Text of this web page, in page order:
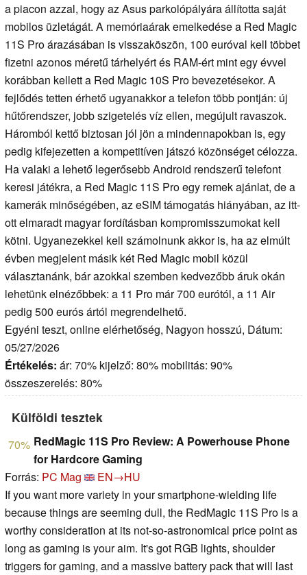
a piacon azzal, hogy az Asus parkolópályára állította saját
mobilos üzletágát. A memóriaárak emelkedése a Red Magic
11S Pro árazásában is visszaköszön, 100 euróval kell többet
fizetni azonos méretű tárhelyért és RAM-ért mint egy évvel
korábban kellett a Red Magic 10S Pro bevezetésekor. A
fejlődés tetten érhető ugyanakkor a telefon több pontján: új
hűtőrendszer, jobb szigetelés víz ellen, megújult ravaszok.
Háromból kettő biztosan jól jön a mindennapokban is, egy
pedig kifejezetten a kompetitíven játszó közönséget célozza.
Ha valaki a lehető legerősebb Android rendszerű telefont
keresi játékra, a Red Magic 11S Pro egy remek ajánlat, de a
kamerák minőségében, az eSIM támogatás hiányában, az itt-
ott elmaradt magyar fordításban kompromisszumokat kell
kötni. Ugyanezekkel kell számolnunk akkor is, ha az elmúlt
évben megjelent másik két Red Magic mobil közül
választanánk, bár azokkal szemben kedvezőbb áruk okán
lehetünk elnézőbbek: a 11 Pro már 700 eurótól, a 11 Air
pedig 500 eurós ártól megrendelhető.
Egyéni teszt, online elérhetőség, Nagyon hosszú, Dátum:
05/27/2026
Értékelés: ár: 70% kijelző: 80% mobilitás: 90%
összeszerelés: 80%
Külföldi tesztek
70% RedMagic 11S Pro Review: A Powerhouse Phone
for Hardcore Gaming
Forrás: PC Mag
EN→HU
If you want more variety in your smartphone-wielding life
because things are seeming dull, the RedMagic 11S Pro is a
worthy consideration at its not-so-astronomical price point as
long as gaming is your aim. It's got RGB lights, shoulder
triggers for gaming, and a massive battery pack that will last